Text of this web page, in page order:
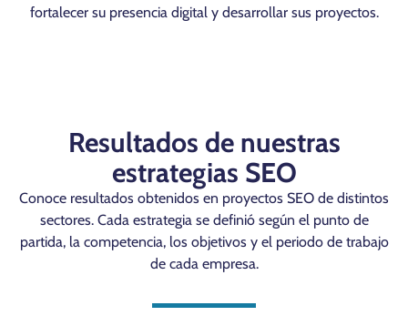
fortalecer su presencia digital y desarrollar sus proyectos.
Resultados de nuestras
estrategias SEO
Conoce resultados obtenidos en proyectos SEO de distintos
sectores. Cada estrategia se definió según el punto de
partida, la competencia, los objetivos y el periodo de trabajo
de cada empresa.